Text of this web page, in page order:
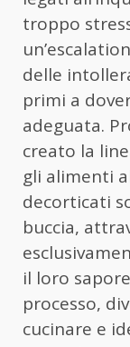
troppo
delle
primi a
adeguata.
creato la
gli alimenti
decorticati
buccia,
il loro
processo,
cucinare e